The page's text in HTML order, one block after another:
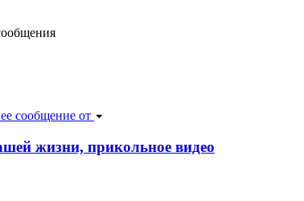
сообщение от
жизни, прикольное видео